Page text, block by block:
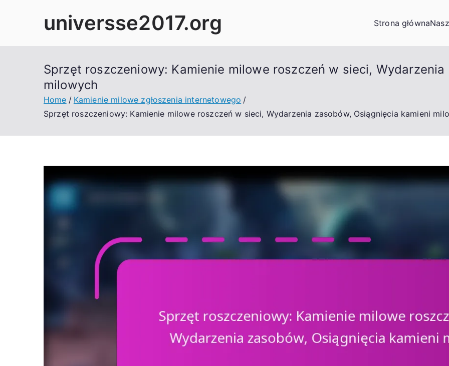
universse2017.org Strona główna
Sprzęt roszczeniowy: Kamienie milowe roszczeń w sieci,
milowych
Home
Kamienie milowe zgłoszenia internetowego
Sprzęt roszczeniowy: Kamienie milowe roszczeń w sieci, Wydarzenia zasobów, Osiągnięcia kamieni